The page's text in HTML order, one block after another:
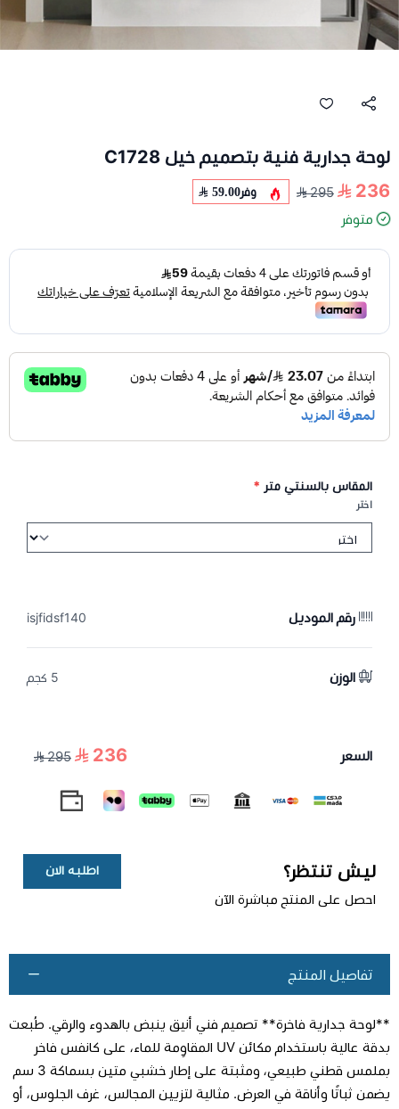
لوحة جدارية فنية بتصميم خيل C1728
236
295 وفر59.00
متوفر
المقاس بالسنتي متر *
اختر
رقم الموديل isjfidsf140
الوزن 5 كجم
السعر 236
295
ليش تنتظر؟
احصل على المنتج مباشرة الآن
اطلبه الان
اطلب المنتج
تفاصيل المنتج
**لوحة جدارية فاخرة** تصميم فني أنيق ينبض بالهدوء والرقي. طُبعت
بدقة عالية باستخدام مكائن UV المقاوِمة للماء، على كانفس فاخر
بملمس قطني طبيعي، ومثبتة على إطار خشبي متين بسماكة 3 سم
يضمن ثباتًا وأناقة في العرض. مثالية لتزيين المجالس، غرف الجلوس، أو